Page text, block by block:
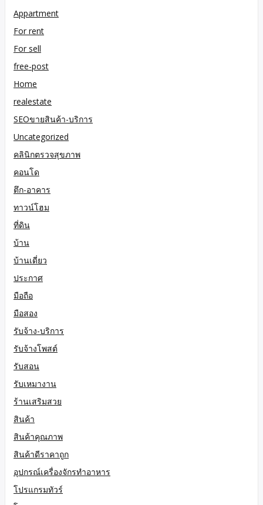
Appartment
For rent
For sell
free-post
Home
realestate
SEOขายสินค้า-บริการ
Uncategorized
คลินิกตรวจสุขภาพ
คอนโด
ตึก-อาคาร
ทาวน์โฮม
ที่ดิน
บ้าน
บ้านเดี่ยว
ประกาศ
มือถือ
มือสอง
รับจ้าง-บริการ
รับจ้างโพสต์
รับสอน
รับเหมางาน
ร้านเสริมสวย
สินค้า
สินค้าคุณภาพ
สินค้าดีราคาถูก
อุปกรณ์เครื่องจักรทำอาหาร
โปรแกรมทัวร์